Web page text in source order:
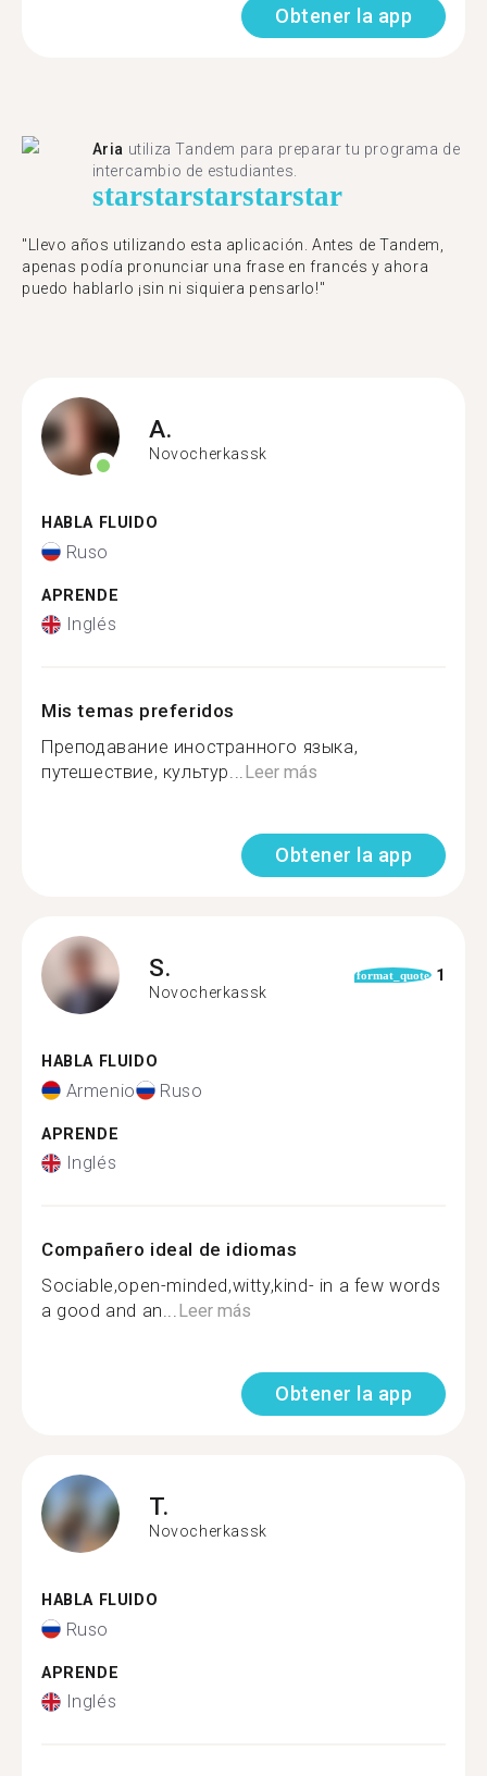
Obtener la app
Aria utiliza Tandem para preparar tu programa de
intercambio de estudiantes.
starstarstarstarstar
"Llevo años utilizando esta aplicación. Antes de Tandem,
apenas podía pronunciar una frase en francés y ahora
puedo hablarlo ¡sin ni siquiera pensarlo!"
A.
Novocherkassk
HABLA FLUIDO
Ruso
APRENDE
Inglés
Mis temas preferidos
Преподавание иностранного языка,
путешествие, культур...Leer más
Obtener la app
S.
Novocherkassk
format_quote 1
HABLA FLUIDO
Armenio Ruso
APRENDE
Inglés
Compañero ideal de idiomas
Sociable,open-minded,witty,kind- in a few words
a good and an...Leer más
Obtener la app
T.
Novocherkassk
HABLA FLUIDO
Ruso
APRENDE
Inglés